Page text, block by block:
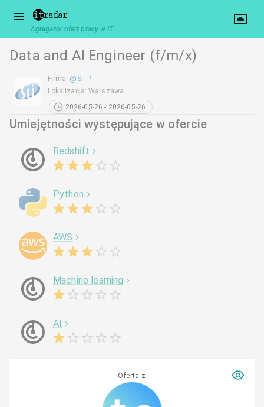
Agregator ofert pracy w IT
Data and AI Engineer (f/m/x)
Firma: @ Sii
Lokalizacja:Warszawa
2026-05-26 - 2026-05-26
Umiejętności występujące w ofercie
Redshift
Python
AWS
Machine learning
AI
Oferta z